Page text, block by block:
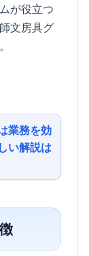
が役立つ
文房具グ
業務を効
い解説は